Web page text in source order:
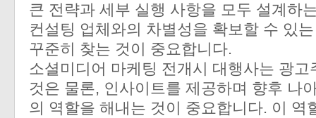
큰 전략과 세부 실행 사항을 모두 설계하
컨설팅 업체와의 차별성을 확보할 수 있
꾸준히 찾는 것이 중요합니다.
소셜미디어 마케팅 전개시 대행사는 광
것은 물론, 인사이트를 제공하며 향후 나
의 역할을 해내는 것이 중요합니다. 이 역